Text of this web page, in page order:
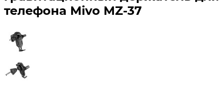
телефона Mivo MZ-37